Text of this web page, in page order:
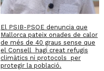
El PSIB-PSOE denuncia que
Mallorca pateix onades de calor
de més de 40 graus sense que
el Consell hagi creat refugis
climàtics ni protocols per
protegir la població.